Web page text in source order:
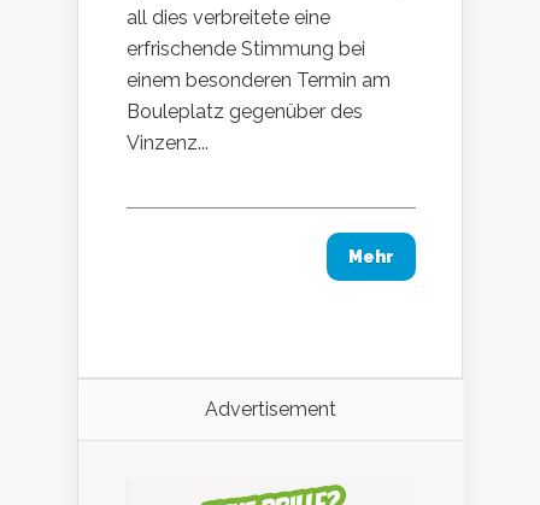
all dies verbreitete eine
erfrischende Stimmung bei
einem besonderen Termin am
Bouleplatz gegenüber des
Vinzenz...
Mehr
Advertisement